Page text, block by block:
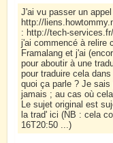
J'ai vu passer un
http://
: http://tech-
j'ai commencé à relire
Framalang et j'ai
pour aboutir à une
pour traduire cela
quoi ça parle ? Je
jamais ; au cas où
Le sujet original est
la trad' ici (NB : cela
16T20:50 ...)